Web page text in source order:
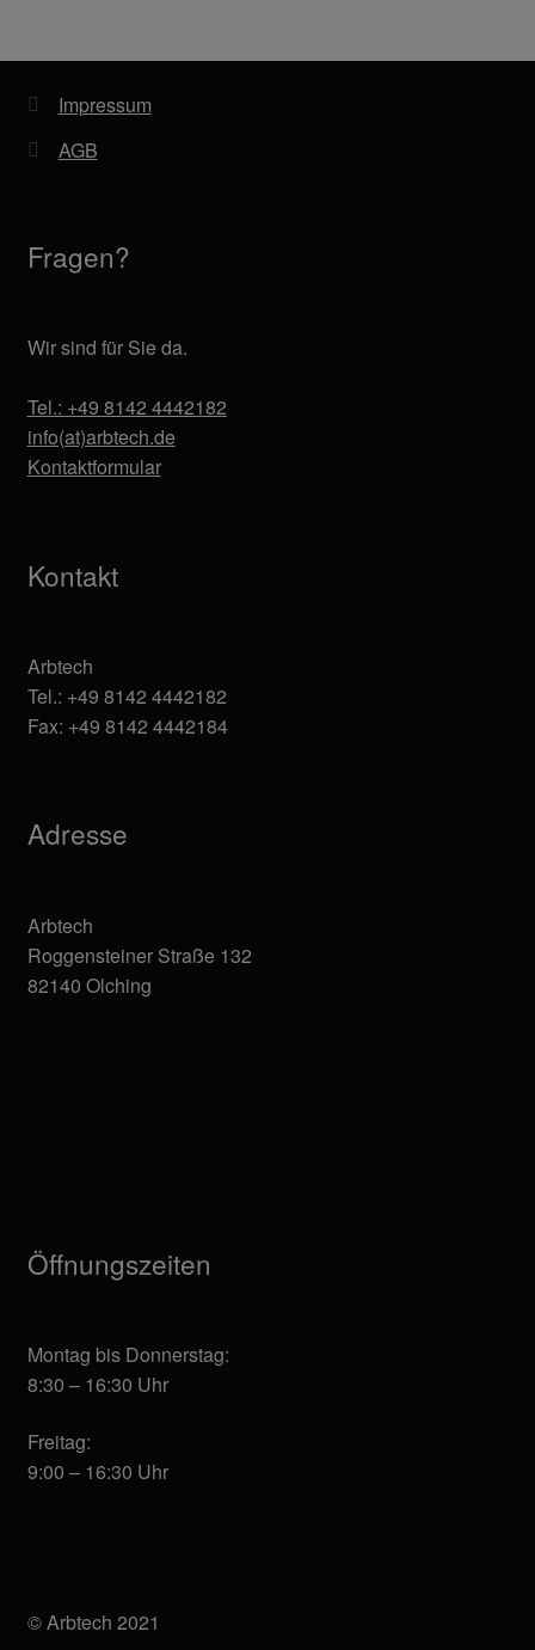
Impressum
AGB
Fragen?
Wir sind für Sie da.
Tel.: +49 8142 4442182
info(at)arbtech.de
Kontaktformular
Kontakt
Arbtech
Tel.: +49 8142 4442182
Fax: +49 8142 4442184
Adresse
Arbtech
Roggensteiner Straße 132
82140 Olching
Öffnungszeiten
Montag bis Donnerstag:
8:30 – 16:30 Uhr
Freitag:
9:00 – 16:30 Uhr
© Arbtech 2021